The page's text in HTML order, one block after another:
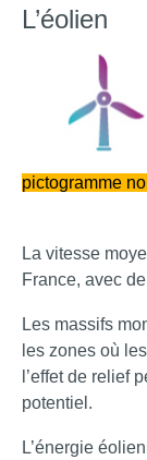
L’éolien
pictogramme
La vitesse
France, avec
Les massifs
les zones où
l’effet de relief
potentiel.
L’énergie